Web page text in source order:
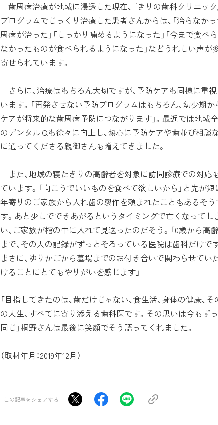
歯周病治療が地域に浸透した現在、『きりの歯科クリニック
プログラムでじっくり治療した患者さんからは、「治らなか
周病が治った」「しっかり噛めるようになった」「今まで食べ
なかったものが食べられるようになった」などうれしい声が
寄せられています。
さらに、治療はもちろん大切ですが、予防ケアも同様に重
います。「再発させない予防プログラムはもちろん、幼少期か
ケアが将来的な歯周病予防につながります」。最近では地域
のデンタルIQも徐々に向上し、熱心に予防ケアや歯並び相談
に通ってくださる親御さんも増えてきました。
また、地域の寝たきりの高齢者を対象に訪問診療での対応
ています。「向こうでいいものを食べて欲しいから」と先が短
年寄りのご家族から入れ歯の製作を頼まれたこともあるそう
す。あと少しでできあがるというタイミングで亡くなってし
い、ご家族が棺の中に入れて見送ったのだそう。「0歳から高
まで、その人の記録がずっとそろっている医院は歯科だけです
まさに、ゆりかごから墓場までのお付き合いで関わらせてい
けることにとてもやりがいを感じます」
「目指してきたのは、歯だけじゃない、食生活、身体の健康、そ
の人生、すべてに寄り添える歯科医です。その思いは今もず
同じ」桐野さんは最後に笑顔でそう語ってくれました。
（取材年月：2019年12月）
この記事をシェアする